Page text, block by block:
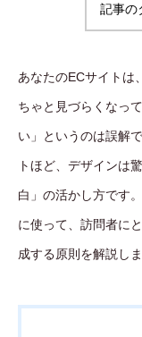
RECRUIT
BLOG
AOのブログ
記事の
あなたのECサイトは
ちゃと見づらくなっ
い」というのは誤解
トほど、デザインは
白」の活かし方です
に使って、訪問者に
成する原則を解説しま